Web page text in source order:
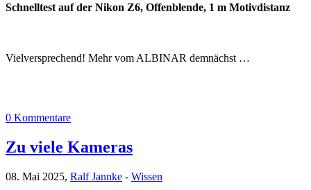
Schnelltest auf der Nikon Z6, Offenblende, 1 m Motivdistanz
Vielversprechend! Mehr vom ALBINAR demnächst …
0 Kommentare
Zu viele Kameras
08. Mai 2025, Ralf Jannke - Wissen